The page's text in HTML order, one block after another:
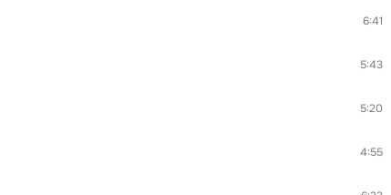
6:41
5:43
5:20
4:55